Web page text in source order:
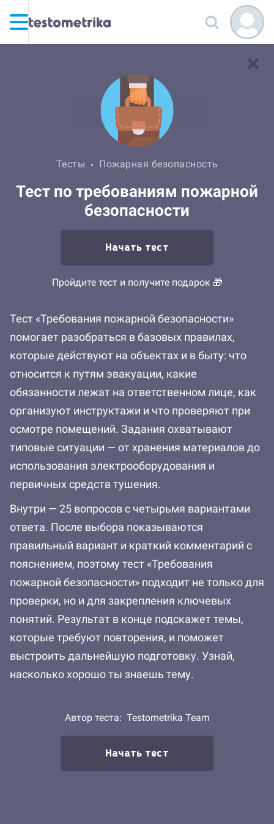
Тесты Пожарная безопасность
Тест по требованиям пожарной
безопасности
Начать тест
Пройдите тест и получите подарок 🎁
Тест «Требования пожарной безопасности»
помогает разобраться в базовых правилах,
которые действуют на объектах и в быту: что
относится к путям эвакуации, какие
обязанности лежат на ответственном лице, как
организуют инструктажи и что проверяют при
осмотре помещений. Задания охватывают
типовые ситуации — от хранения материалов до
использования электрооборудования и
первичных средств тушения.
Внутри — 25 вопросов с четырьмя вариантами
ответа. После выбора показываются
правильный вариант и краткий комментарий с
пояснением, поэтому тест «Требования
пожарной безопасности» подходит не только для
проверки, но и для закрепления ключевых
понятий. Результат в конце подскажет темы,
которые требуют повторения, и поможет
выстроить дальнейшую подготовку. Узнай,
насколько хорошо ты знаешь тему.
Автор теста: Testometrika Team
Начать тест